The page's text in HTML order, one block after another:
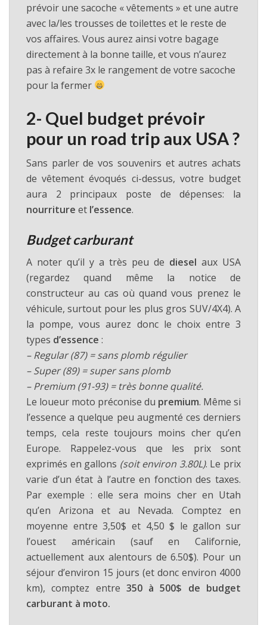
prévoir une sacoche « vêtements » et une autre
avec la/les trousses de toilettes et le reste de
vos affaires. Vous aurez ainsi votre bagage
directement à la bonne taille, et vous n’aurez
pas à refaire 3x le rangement de votre sacoche
pour la fermer
2- Quel budget prévoir
pour un road trip aux USA ?
Sans parler de vos souvenirs et autres achats
de vêtement évoqués ci-dessus, votre budget
aura 2 principaux poste de dépenses: la
nourriture et l’essence.
Budget carburant
A noter qu’il y a très peu de diesel aux USA
(regardez quand même la notice de
constructeur au cas où quand vous prenez le
véhicule, surtout pour les plus gros SUV/4X4). A
la pompe, vous aurez donc le choix entre 3
types d’essence :
– Regular (87) = sans plomb régulier
– Super (89) = super sans plomb
– Premium (91-93) = très bonne qualité.
Le loueur moto préconise du premium. Même si
l’essence a quelque peu augmenté ces derniers
temps, cela reste toujours moins cher qu’en
Europe. Rappelez-vous que les prix sont
exprimés en gallons (soit environ 3.80L). Le prix
varie d’un état à l’autre en fonction des taxes.
Par exemple : elle sera moins cher en Utah
qu’en Arizona et au Nevada. Comptez en
moyenne entre 3,50$ et 4,50 $ le gallon sur
l’ouest américain (sauf en Californie,
actuellement aux alentours de 6.50$). Pour un
séjour d’environ 15 jours (et donc environ 4000
km), comptez entre 350 à 500$ de budget
carburant à moto.